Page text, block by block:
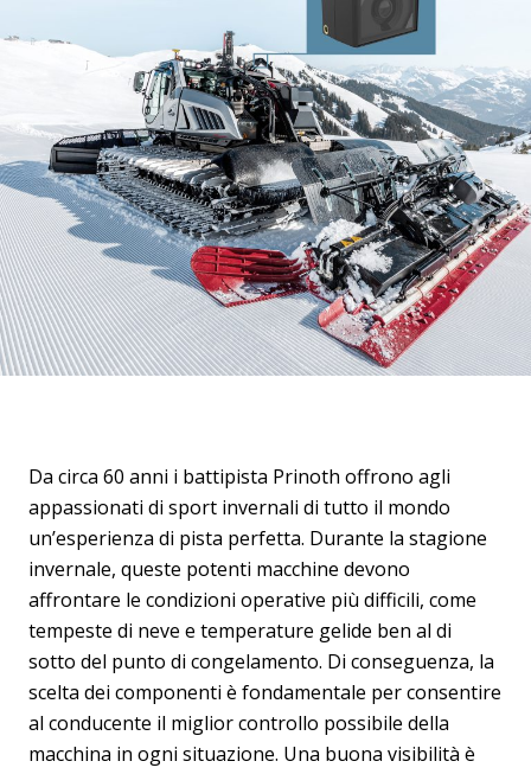
Da circa 60 anni i battipista Prinoth offrono agli
appassionati di sport invernali di tutto il mondo
un’esperienza di pista perfetta. Durante la stagione
invernale, queste potenti macchine devono
affrontare le condizioni operative più difficili, come
tempeste di neve e temperature gelide ben al di
sotto del punto di congelamento. Di conseguenza, la
scelta dei componenti è fondamentale per consentire
al conducente il miglior controllo possibile della
macchina in ogni situazione. Una buona visibilità è